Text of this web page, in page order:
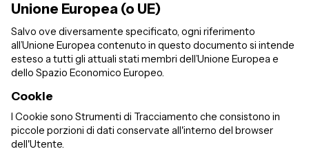
Unione Europea (o UE)
Salvo ove diversamente specificato, ogni riferimento
all’Unione Europea contenuto in questo documento si intende
esteso a tutti gli attuali stati membri dell’Unione Europea e
dello Spazio Economico Europeo.
Cookie
I Cookie sono Strumenti di Tracciamento che consistono in
piccole porzioni di dati conservate all'interno del browser
dell'Utente.